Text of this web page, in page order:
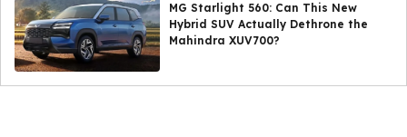
MG Starlight 560: Can This New
Hybrid SUV Actually Dethrone the
Mahindra XUV700?